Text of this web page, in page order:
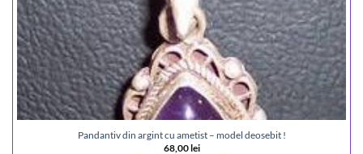
Pandantiv din argint cu ametist – model deosebit !
68,00lei